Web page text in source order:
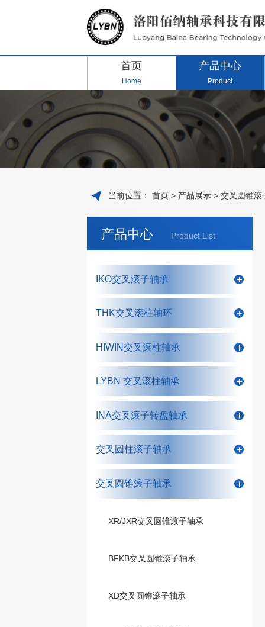
首页
Home
产品中心
Product
当前位置： 首页> 产品展示> 交叉圆锥滚
产品中心 Product List
IKO交叉滚子轴承
THK交叉滚柱轴环
HIWIN交叉滚柱轴承
LYBN 交叉滚柱轴承
INA交叉滚子转盘轴承
交叉圆柱滚子轴承
交叉圆锥滚子轴承
XR/JXR交叉圆锥滚子轴承
BFKB交叉圆锥滚子轴承
XD交叉圆锥滚子轴承